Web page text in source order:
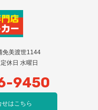
免美渡世1144
休日 水曜日
9450
はこちら